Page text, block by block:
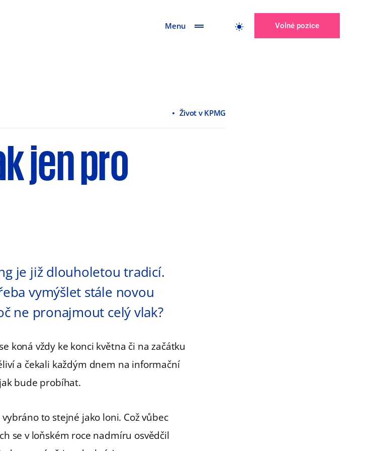
Menu Volné pozice
Život v KPMG
jen pro
je již dlouholetou tradicí.
vymýšlet stále novou
ne pronajmout celý vlak?
koná vždy ke konci května či na začátku
a čekali každým dnem na informační
bude probíhat.
to stejné jako loni. Což vůbec
se v loňském roce nadmíru osvědčil